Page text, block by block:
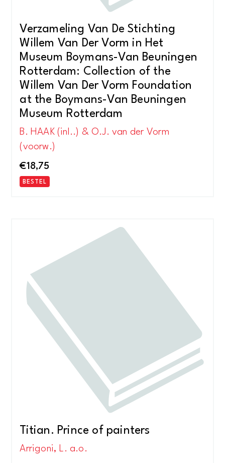
Verzameling Van De Stichting
Willem Van Der Vorm in Het
Museum Boymans-Van Beuningen
Rotterdam: Collection of the
Willem Van Der Vorm Foundation
at the Boymans-Van Beuningen
Museum Rotterdam
B. HAAK (inl..) & O.J. van der Vorm
(voorw.)
€18,75
BESTEL
Titian. Prince of painters
Arrigoni, L. a.o.